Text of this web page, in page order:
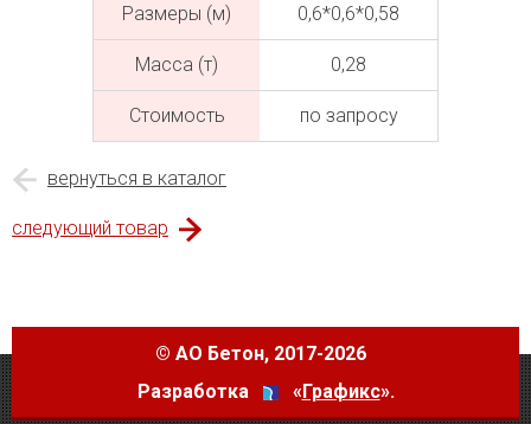
Размеры (м) 0,6*0,6*0,58
Масса (т) 0,28
Cтоимость по запросу
вернуться в каталог
следующий товар
© АО Бетон, 2017-2026
Разработка
«Графикс».